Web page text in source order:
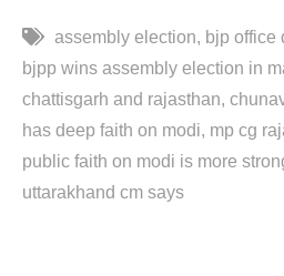
assembly election bjp office
bjpp wins assembly election in
chattisgarh and rajasthan
has deep faith on modi mp cg
public faith on modi is more
uttarakhand cm says